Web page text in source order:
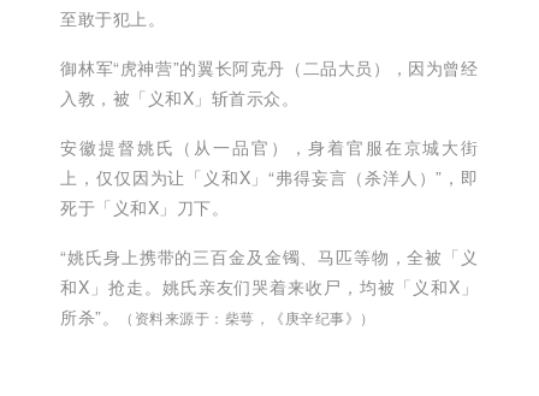
至敢于犯上。
御林军“虎神营”的翼长阿克丹（二品大员），因为曾经
入教，被「义和X」斩首示众。
安徽提督姚氏（从一品官），身着官服在京城大街
上，仅仅因为让「义和X」“弗得妄言（杀洋人）”，即
死于「义和X」刀下。
“姚氏身上携带的三百金及金镯、马匹等物，全被「义
和X」抢走。姚氏亲友们哭着来收尸，均被「义和X」
所杀”。
（资料来源于：柴萼，《庚辛纪事》）